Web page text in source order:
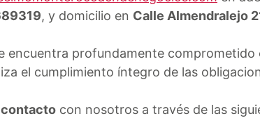
, y domicilio en Calle Almendralejo
encuentra profundamente
el cumplimiento íntegro de las
contacto con nosotros a través de las